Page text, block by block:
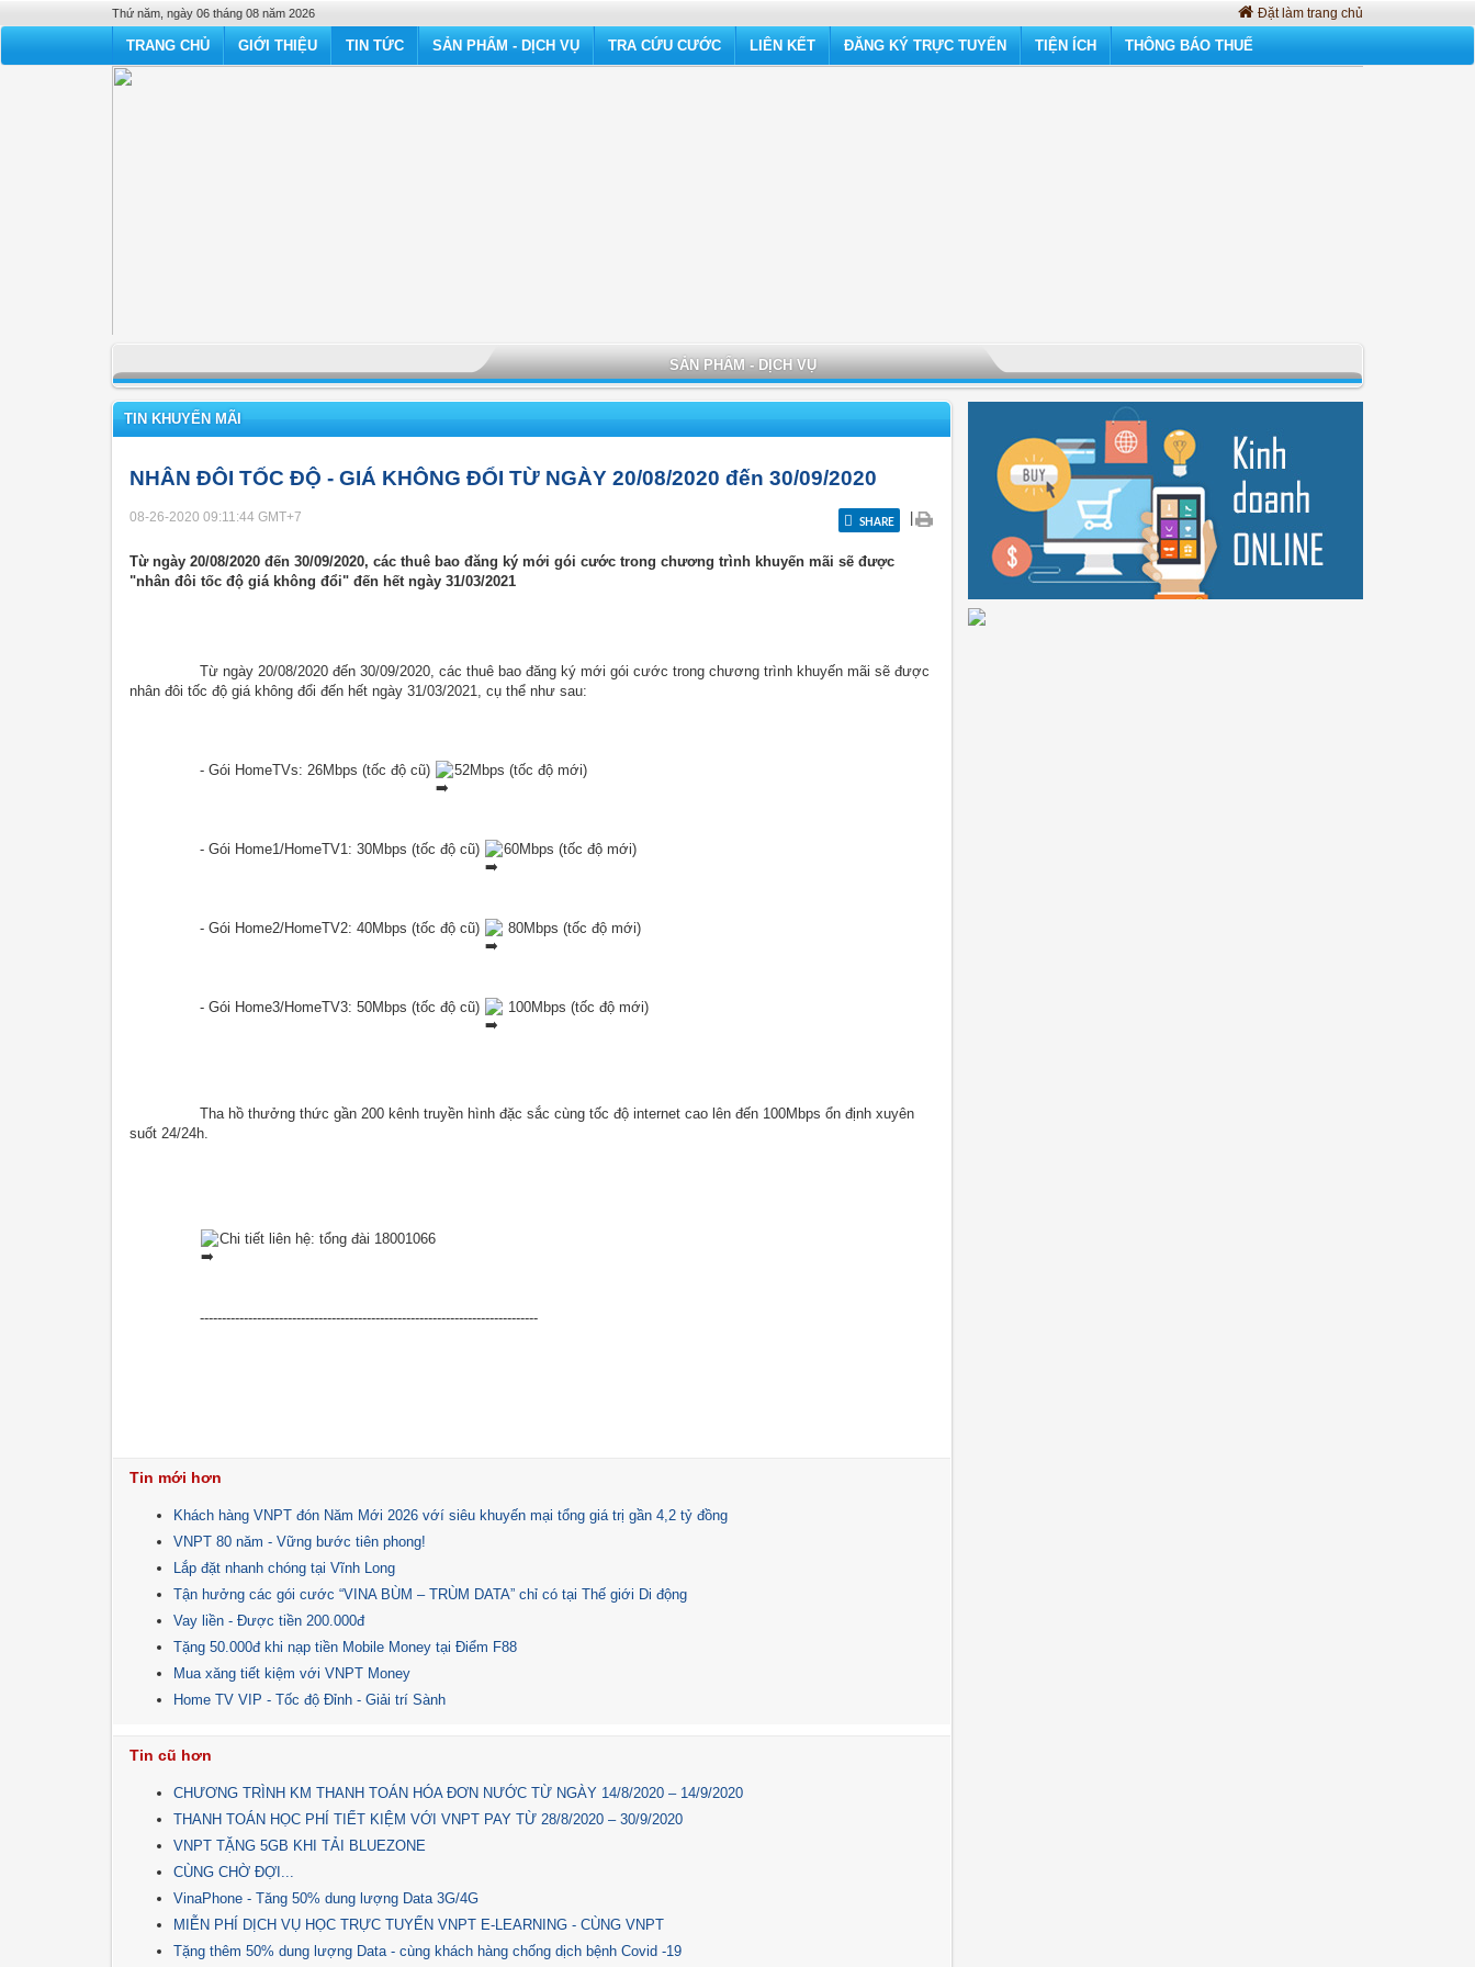
Thứ năm, ngày 06 tháng 08 năm 2026 Đặt làm trang chủ
TRANG CHỦ GIỚI THIỆU TIN TỨC SẢN PHẨM - DỊCH VỤ TRA CỨU CƯỚC LIÊN KẾT ĐĂNG KÝ TRỰC TUYẾN TIỆN ÍCH THÔNG BÁO THUẾ
SẢN PHẨM - DỊCH VỤ
TIN KHUYẾN MÃI
NHÂN ĐÔI TỐC ĐỘ - GIÁ KHÔNG ĐỔI TỪ NGÀY 20/08/2020 đến 30/09/2020
08-26-2020 09:11:44 GMT+7 SHARE
Từ ngày 20/08/2020 đến 30/09/2020, các thuê bao đăng ký mới gói cước trong chương trình khuyến mãi sẽ được
"nhân đôi tốc độ giá không đổi" đến hết ngày 31/03/2021
nhân đôi tốc độ giá không đổi đến hết ngày 31/03/2021, cụ thể như sau:
		- Gói HomeTVs: 26Mbps (tốc độ cũ)
52Mbps (tốc độ mới)
		- Gói Home1/HomeTV1: 30Mbps (tốc độ cũ)
60Mbps (tốc độ mới)
		- Gói Home2/HomeTV2: 40Mbps (tốc độ cũ)
80Mbps (tốc độ mới)
		- Gói Home3/HomeTV3: 50Mbps (tốc độ cũ)
100Mbps (tốc độ mới)
suốt 24/24h.
Chi tiết liên hệ: tổng đài 18001066
		-----------------------------------------------------------------------------
Tin mới hơn
Khách hàng VNPT đón Năm Mới 2026 vớí siêu khuyến mại tổng giá trị gần 4,2 tỷ đồng
VNPT 80 năm - Vững bước tiên phong!
Lắp đặt nhanh chóng tại Vĩnh Long
Tận hưởng các gói cước “VINA BÙM – TRÙM DATA” chỉ có tại Thế giới Di động
Vay liền - Được tiền 200.000đ
Tặng 50.000đ khi nạp tiền Mobile Money tại Điểm F88
Mua xăng tiết kiệm với VNPT Money
Home TV VIP - Tốc độ Đỉnh - Giải trí Sành
Tin cũ hơn
CHƯƠNG TRÌNH KM THANH TOÁN HÓA ĐƠN NƯỚC TỪ NGÀY 14/8/2020 – 14/9/2020
THANH TOÁN HỌC PHÍ TIẾT KIỆM VỚI VNPT PAY TỪ 28/8/2020 – 30/9/2020
VNPT TẶNG 5GB KHI TẢI BLUEZONE
CÙNG CHỜ ĐỢI...
VinaPhone - Tăng 50% dung lượng Data 3G/4G
MIỄN PHÍ DỊCH VỤ HỌC TRỰC TUYẾN VNPT E-LEARNING - CÙNG VNPT
Tặng thêm 50% dung lượng Data - cùng khách hàng chống dịch bệnh Covid -19